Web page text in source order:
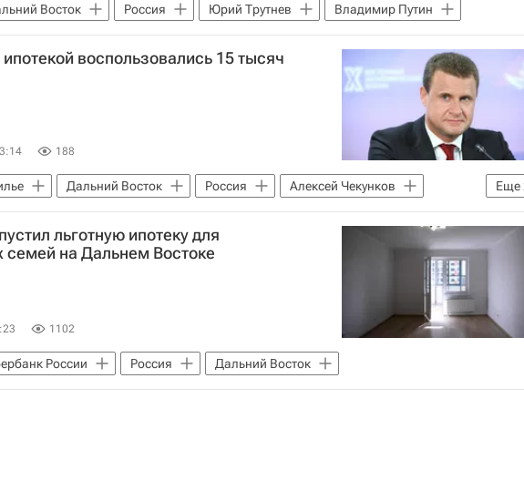
Восток Россия Юрий Трутнев Владимир Путин
воспользовались 15 тысяч
188
Еще
Дальний Восток Россия
Алексей Чекунков
Льготная ипотека
льготную ипотеку для
семей на Дальнем Востоке
1102
России Россия Дальний Восток